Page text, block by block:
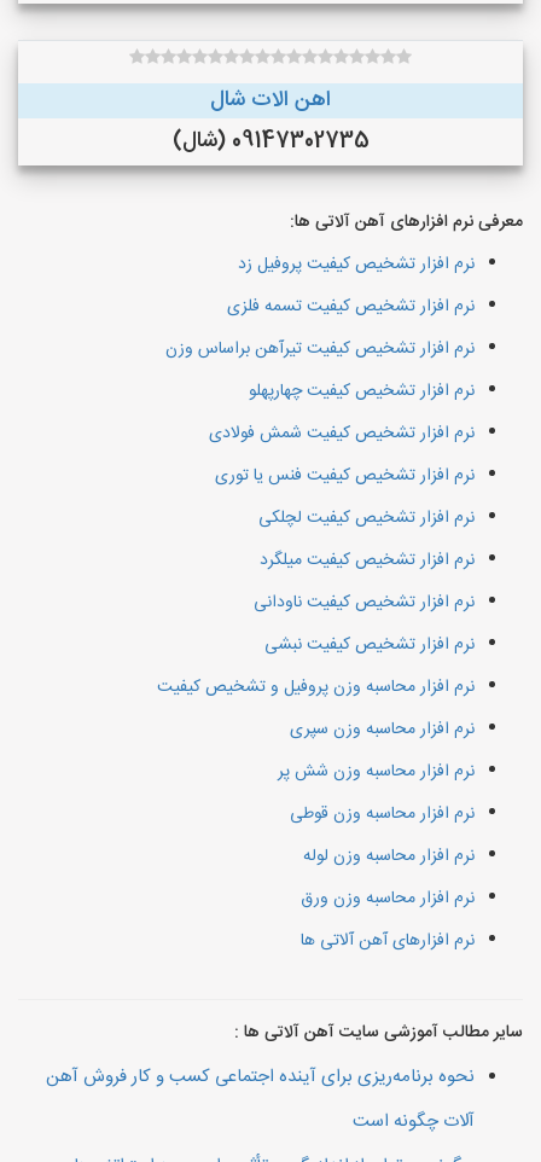
اهن الات شال
09147302735 (شال)
معرفی نرم افزارهای آهن آلاتی ها:
نرم افزار تشخیص کیفیت پروفیل زد
نرم افزار تشخیص کیفیت تسمه فلزی
نرم افزار تشخیص کیفیت تیرآهن براساس وزن
نرم افزار تشخیص کیفیت چهارپهلو
نرم افزار تشخیص کیفیت شمش فولادی
نرم افزار تشخیص کیفیت فنس یا توری
نرم افزار تشخیص کیفیت لچلکی
نرم افزار تشخیص کیفیت میلگرد
نرم افزار تشخیص کیفیت ناودانی
نرم افزار تشخیص کیفیت نبشی
نرم افزار محاسبه وزن پروفیل و تشخیص کیفیت
نرم افزار محاسبه وزن سپری
نرم افزار محاسبه وزن شش پر
نرم افزار محاسبه وزن قوطی
نرم افزار محاسبه وزن لوله
نرم افزار محاسبه وزن ورق
نرم افزارهای آهن آلاتی ها
سایر مطالب آموزشی سایت آهن آلاتی ها :
نحوه برنامه‌ریزی برای آینده اجتماعی کسب و کار فروش آهن
آلات چگونه است